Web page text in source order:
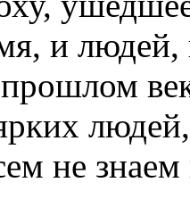
и людей,
не знаем